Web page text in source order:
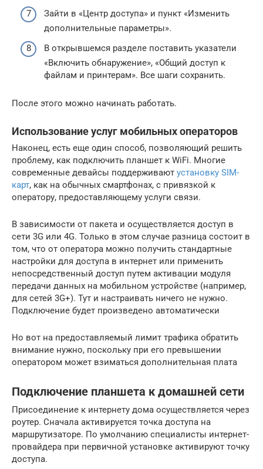
Зайти в «Центр доступа» и пункт «Изменить
дополнительные параметры».
В открывшемся разделе поставить указатели
«Включить обнаружение», «Общий доступ к
файлам и принтерам». Все шаги сохранить.
После этого можно начинать работать.
Использование услуг мобильных операторов
Наконец, есть еще один способ, позволяющий решить
проблему, как подключить планшет к WiFi. Многие
современные девайсы поддерживают установку SIM-
карт, как на обычных смартфонах, с привязкой к
оператору, предоставляющему услуги связи.
В зависимости от пакета и осуществляется доступ в
сети 3G или 4G. Только в этом случае разница состоит в
том, что от оператора можно получить стандартные
настройки для доступа в интернет или применить
непосредственный доступ путем активации модуля
передачи данных на мобильном устройстве (например,
для сетей 3G+). Тут и настраивать ничего не нужно.
Подключение будет произведено автоматически
Но вот на предоставляемый лимит трафика обратить
внимание нужно, поскольку при его превышении
оператором может взиматься дополнительная плата
Подключение планшета к домашней сети
Присоединение к интернету дома осуществляется через
роутер. Сначала активируется точка доступа на
маршрутизаторе. По умолчанию специалисты интернет-
провайдера при первичной установке активируют точку
доступа.